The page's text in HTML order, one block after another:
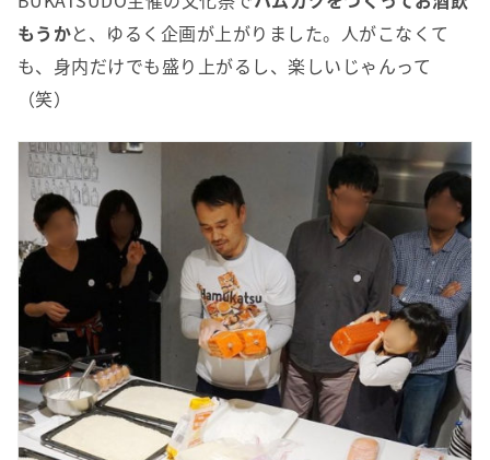
もうかと、ゆるく企画が上がりました。人がこなくて
も、身内だけでも盛り上がるし、楽しいじゃんって
（笑）